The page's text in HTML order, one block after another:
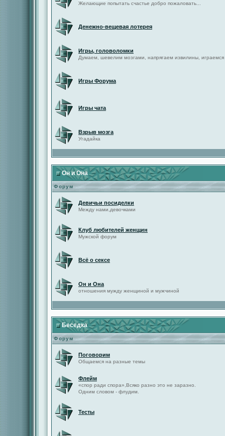
Желающие попытать счастье добро пожаловать...
Денежно-вещевая лотерея
Игры, головоломки
Думаем, шевелим мозгами, напрягаем извилины,
Игры Форума
Игры чата
Взрыв мозга
Угадайка
Он и Она
Форум
Девичьи посиделки
Между нами,девочками
Клуб любителей женщин
Мужской форум
Всё о сексе
Он и Она
отношения мужду женщиной и мужчиной
Беседка
Форум
Поговорим
Общаемся на разные темы
Флейм
«спор ради спора»,Всяко разно это не заразно.
Одним словом - флудим.
Тесты